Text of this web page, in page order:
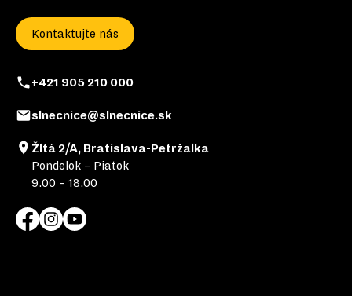
Kontaktujte nás
+421 905 210 000
slnecnice@slnecnice.sk
Žltá 2/A, Bratislava-Petržalka
Pondelok – Piatok
9.00 – 18.00